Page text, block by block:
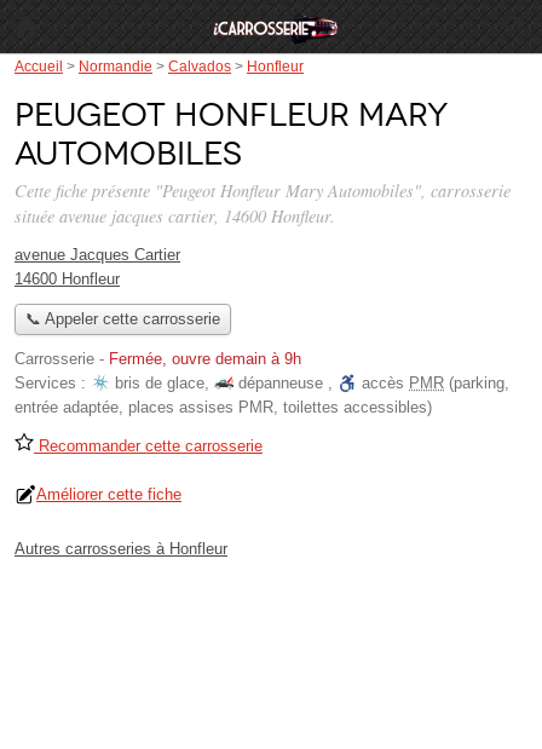
Accueil > Normandie > Calvados > Honfleur
Peugeot Honfleur Mary
Automobiles
Cette fiche présente "Peugeot Honfleur Mary Automobiles", carrosserie
située avenue jacques cartier, 14600 Honfleur.
avenue Jacques Cartier
14600 Honfleur
📞 Appeler cette carrosserie
Carrosserie - Fermée, ouvre demain à 9h
Services :
bris de glace, dépanneuse , accès PMR (parking,
entrée adaptée, places assises PMR, toilettes accessibles)
Recommander cette carrosserie
Améliorer cette fiche
Autres carrosseries à Honfleur